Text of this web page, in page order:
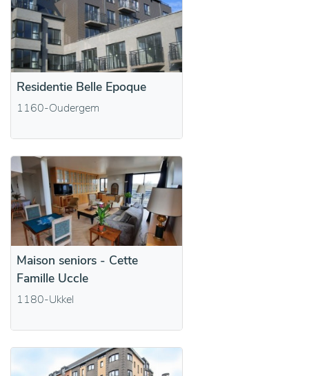
Residentie Belle Epoque
1160-Oudergem
Maison seniors - Cette
Famille Uccle
1180-Ukkel